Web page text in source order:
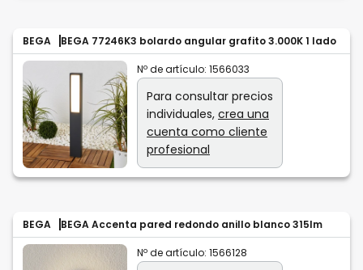
BEGA BEGA 77246K3 bolardo angular grafito 3.000K 1 lado
Nº de artículo: 1566033
Para consultar precios
individuales, crea una
cuenta como cliente
profesional
BEGA BEGA Accenta pared redondo anillo blanco 315lm
Nº de artículo: 1566128